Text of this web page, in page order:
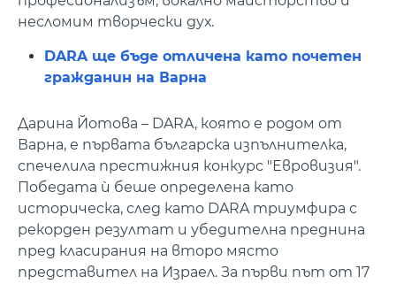
несломим творчески дух.
DARA ще бъде отличена като почетен
гражданин на Варна
Дарина Йотова – DARA, която е родом от
Варна, е първата българска изпълнителка,
спечелила престижния конкурс "Евровизия".
Победата ѝ беше определена като
историческа, след като DARA триумфира с
рекорден резултат и убедителна преднина
пред класирания на второ място
представител на Израел. За първи път от 17